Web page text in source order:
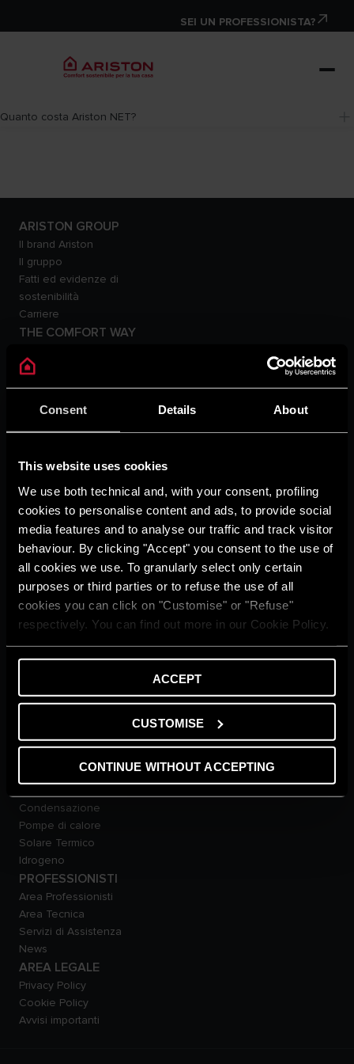
Consent Details About
This website uses cookies
We use both technical and, with your consent, profiling
cookies to personalise content and ads, to provide social
media features and to analyse our traffic and track visitor
behaviour. By clicking "Accept" you consent to the use of
all cookies we use. To granularly select only certain
purposes or third parties or to refuse the use of all
cookies you can click on "Customise" or "Refuse"
respectively. You can find out more in our Cookie Policy.
ACCEPT
CUSTOMISE
CONTINUE WITHOUT ACCEPTING
SEI UN PROFESSIONISTA?
Quanto costa Ariston NET?
ARISTON GROUP
Il brand Ariston
Il gruppo
Fatti ed evidenze di
sostenibilità
Carriere
THE COMFORT WAY
Consigli e Soluzioni
Home Living
Guida agli Incentivi
Ariston With You
SUPPORTO
Contattaci
Rete e programmi di
assistenza
Detrazioni fiscali e incentivi
Avvisi Importanti
FAQ
PRODOTTI
Caldaie
Scaldacqua
Solare Termico
Climatizzazione
TECNOLOGIE
Condensazione
Pompe di calore
Solare Termico
Idrogeno
PROFESSIONISTI
Area Professionisti
Area Tecnica
Servizi di Assistenza
News
AREA LEGALE
Privacy Policy
Cookie Policy
Avvisi importanti